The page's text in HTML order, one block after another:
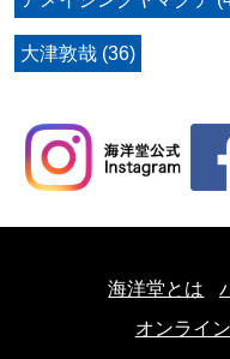
大津敦哉 (36)
海洋堂とは
オンライ